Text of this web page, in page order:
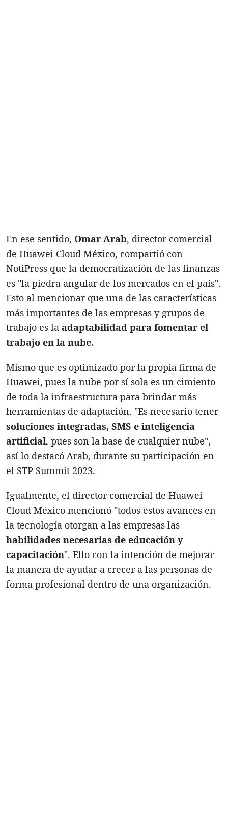
En ese sentido, Omar Arab, director comercial
de Huawei Cloud México, compartió con
NotiPress que la democratización de las finanzas
es "la piedra angular de los mercados en el país".
Esto al mencionar que una de las características
más importantes de las empresas y grupos de
trabajo es la adaptabilidad para fomentar el
trabajo en la nube.
Mismo que es optimizado por la propia firma de
Huawei, pues la nube por sí sola es un cimiento
de toda la infraestructura para brindar más
herramientas de adaptación. "Es necesario tener
soluciones integradas, SMS e inteligencia
artificial, pues son la base de cualquier nube",
así lo destacó Arab, durante su participación en
el STP Summit 2023.
Igualmente, el director comercial de Huawei
Cloud México mencionó "todos estos avances en
la tecnología otorgan a las empresas las
habilidades necesarias de educación y
capacitación". Ello con la intención de mejorar
la manera de ayudar a crecer a las personas de
forma profesional dentro de una organización.